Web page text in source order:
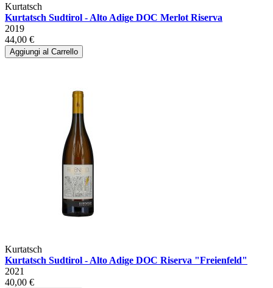
Kurtatsch
Kurtatsch Sudtirol - Alto Adige DOC Merlot Riserva
2019
44,00 €
Aggiungi al Carrello
Kurtatsch
Kurtatsch Sudtirol - Alto Adige DOC Riserva "Freienfeld"
2021
40,00 €